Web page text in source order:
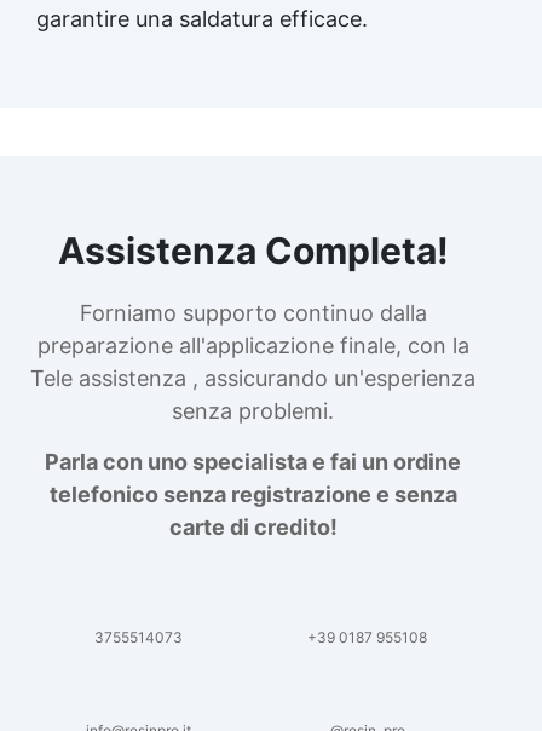
garantire una saldatura efficace.
Assistenza Completa!
Forniamo supporto continuo dalla
preparazione all'applicazione finale, con la
Tele assistenza , assicurando un'esperienza
senza problemi.
Parla con uno specialista e fai un ordine
telefonico senza registrazione e senza
carte di credito!
3755514073 +39 0187 955108